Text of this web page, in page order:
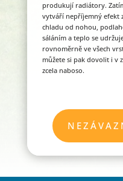
produkují radiátory.
vytváří nepříjemný efekt
chladu od nohou,
sáláním a teplo se
rovnoměrně ve všech
můžete si pak dovolit i v
zcela naboso.